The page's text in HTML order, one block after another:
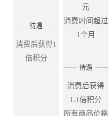
—— 待遇——
消费后获得1
倍积分
元
消费时间超过
1个月
——待遇 ——
消费后获得
1.1倍积分
所有商品价格